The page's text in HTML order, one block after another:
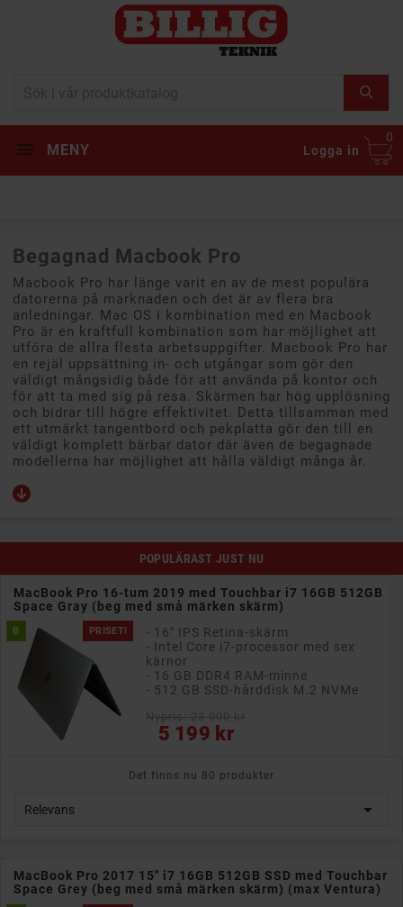
MENY Logga in
0
Begagnad Macbook Pro
Macbook Pro har länge varit en av de mest populära
datorerna på marknaden och det är av flera bra
anledningar. Mac OS i kombination med en Macbook
Pro är en kraftfull kombination som har möjlighet att
utföra de allra flesta arbetsuppgifter. Macbook Pro har
en rejäl uppsättning in- och utgångar som gör den
väldigt mångsidig både för att använda på kontor och
för att ta med sig på resa. Skärmen har hög upplösning
och bidrar till högre effektivitet. Detta tillsamman med
ett utmärkt tangentbord och pekplatta gör den till en
väldigt komplett bärbar dator där även de begagnade
modellerna har möjlighet att hålla väldigt många år.
POPULÄRAST JUST NU
MacBook Pro 16-tum 2019 med Touchbar i7 16GB 512GB
Space Gray (beg med små märken skärm)
PRISET!
B
- 16" IPS Retina-skärm
- Intel Core i7-processor med sex
kärnor
- 16 GB DDR4 RAM-minne
- 512 GB SSD-hårddisk M.2 NVMe
5 199 kr
Pris
Det finns nu 80 produkter
Relevans 
MacBook Pro 2017 15" i7 16GB 512GB SSD med Touchbar
Space Grey (beg med små märken skärm) (max Ventura)